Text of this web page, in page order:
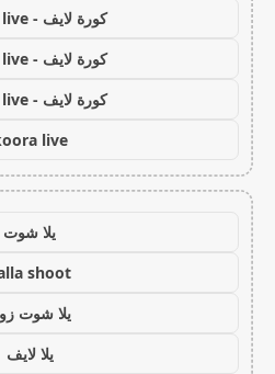
كورة لايف - koora live
كورة لايف - koora live
كورة لايف - koora live
live
يلا شوت
shoot
يلا شوت
يلا لايف